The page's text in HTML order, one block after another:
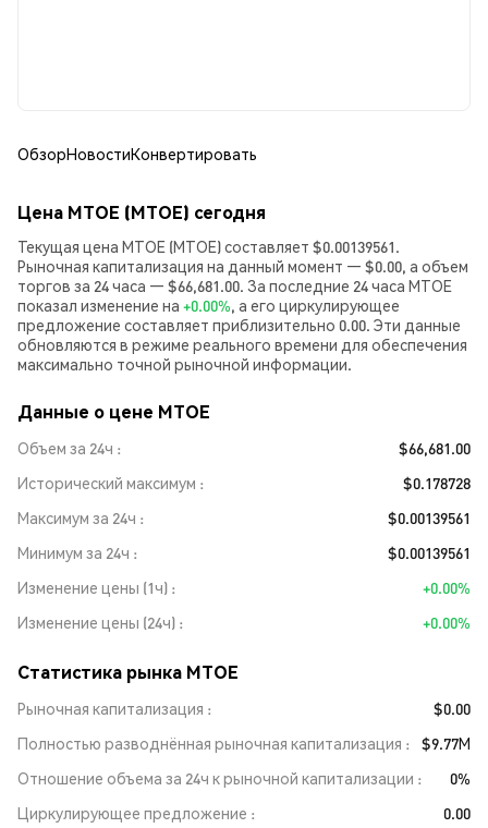
ОбзорНовостиКонвертировать
Цена MTOE (MTOE) сегодня
Текущая цена MTOE (MTOE) составляет $0.00139561.
Рыночная капитализация на данный момент — $0.00, а объем
торгов за 24 часа — $66,681.00. За последние 24 часа MTOE
показал изменение на +0.00%, а его циркулирующее
предложение составляет приблизительно 0.00. Эти данные
обновляются в режиме реального времени для обеспечения
максимально точной рыночной информации.
Данные о цене MTOE
Объем за 24ч
$66,681.00
Исторический максимум
$0.178728
Максимум за 24ч
$0.00139561
Минимум за 24ч
$0.00139561
Изменение цены (1ч)
+0.00%
Изменение цены (24ч)
+0.00%
Статистика рынка MTOE
Рыночная капитализация
$0.00
Полностью разводнённая рыночная капитализация
$9.77M
Отношение объема за 24ч к рыночной капитализации
0%
Циркулирующее предложение
0.00